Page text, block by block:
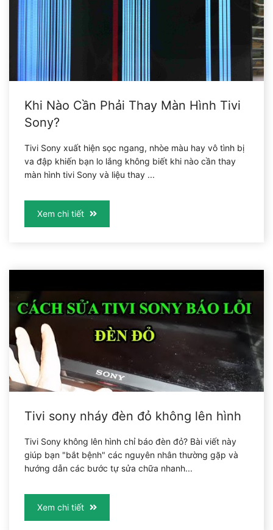
Khi Nào Cần Phải Thay Màn Hình Tivi
Sony?
Tivi Sony xuất hiện sọc ngang, nhòe màu hay vô tình bị
va đập khiến bạn lo lắng không biết khi nào cần thay
màn hình tivi Sony và liệu thay ...
Xem chi tiết
Tivi sony nháy đèn đỏ không lên hình
Tivi Sony không lên hình chỉ báo đèn đỏ? Bài viết này
giúp bạn "bắt bệnh" các nguyên nhân thường gặp và
hướng dẫn các bước tự sửa chữa nhanh...
Xem chi tiết